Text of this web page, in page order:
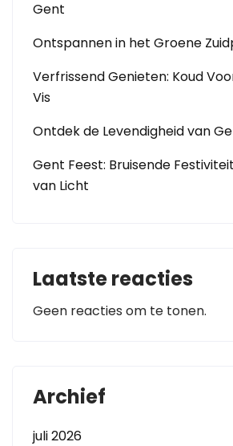
Gent
Ontspannen in het Groene
Verfrissend Genieten: Koud
Vis
Ontdek de Levendigheid van
Gent Feest: Bruisende
van Licht
Laatste reacties
Geen reacties om te tonen.
Archief
juli 2026